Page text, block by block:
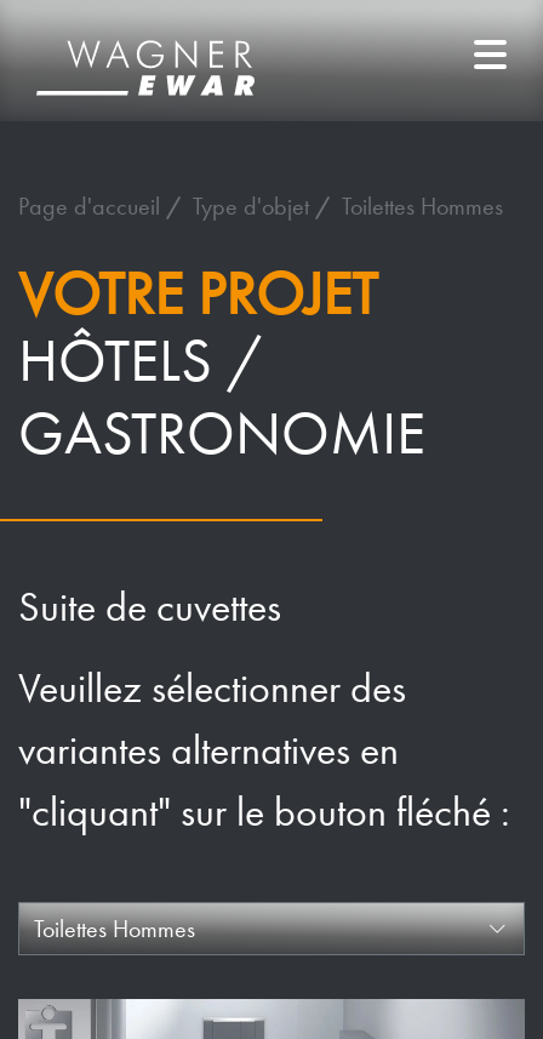
Page d'accueil Type d'objet Toilettes Hommes
VOTRE PROJET
HÔTELS /
GASTRONOMIE
Suite de cuvettes
Veuillez sélectionner des
variantes alternatives en
"cliquant" sur le bouton fléché :
Toilettes Hommes